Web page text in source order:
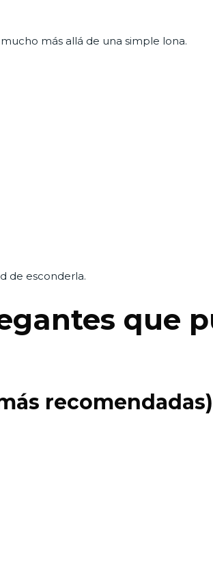
más allá de una simple lona.
de esconderla.
que
recomendadas)